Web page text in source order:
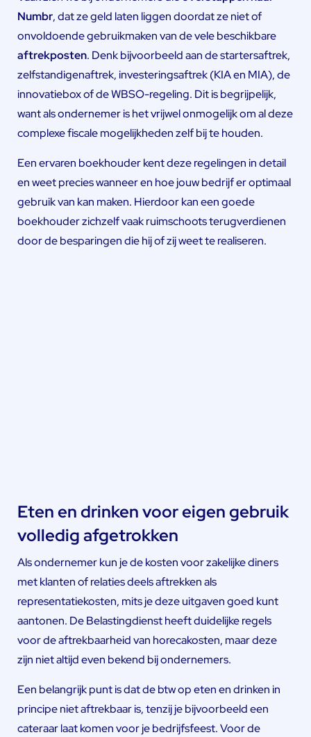
Numbr, dat ze geld laten liggen doordat ze niet of
onvoldoende gebruikmaken van de vele beschikbare
aftrekposten. Denk bijvoorbeeld aan de startersaftrek,
zelfstandigenaftrek, investeringsaftrek (KIA en MIA), de
innovatiebox of de WBSO-regeling. Dit is begrijpelijk,
want als ondernemer is het vrijwel onmogelijk om al deze
complexe fiscale mogelijkheden zelf bij te houden.
Een ervaren boekhouder kent deze regelingen in detail
en weet precies wanneer en hoe jouw bedrijf er optimaal
gebruik van kan maken. Hierdoor kan een goede
boekhouder zichzelf vaak ruimschoots terugverdienen
door de besparingen die hij of zij weet te realiseren.
Eten en drinken voor eigen gebruik
volledig afgetrokken
Als ondernemer kun je de kosten voor zakelijke diners
met klanten of relaties deels aftrekken als
representatiekosten, mits je deze uitgaven goed kunt
aantonen. De Belastingdienst heeft duidelijke regels
voor de aftrekbaarheid van horecakosten, maar deze
zijn niet altijd even bekend bij ondernemers.
Een belangrijk punt is dat de btw op eten en drinken in
principe niet aftrekbaar is, tenzij je bijvoorbeeld een
cateraar laat komen voor je bedrijfsfeest. Voor de